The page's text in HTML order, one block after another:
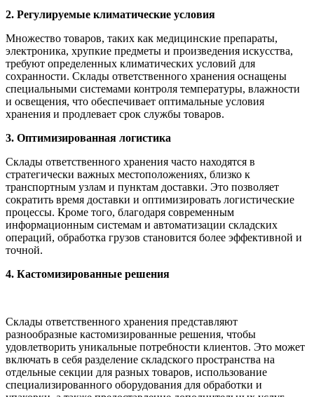
2. Регулируемые климатические условия
Множество товаров, таких как медицинские препараты,
электроника, хрупкие предметы и произведения искусства,
требуют определенных климатических условий для
сохранности. Склады ответственного хранения оснащены
специальными системами контроля температуры, влажности
и освещения, что обеспечивает оптимальные условия
хранения и продлевает срок службы товаров.
3. Оптимизированная логистика
Склады ответственного хранения часто находятся в
стратегически важных местоположениях, близко к
транспортным узлам и пунктам доставки. Это позволяет
сократить время доставки и оптимизировать логистические
процессы. Кроме того, благодаря современным
информационным системам и автоматизации складских
операций, обработка грузов становится более эффективной и
точной.
4. Кастомизированные решения
Склады ответственного хранения представляют
разнообразные кастомизированные решения, чтобы
удовлетворить уникальные потребности клиентов. Это может
включать в себя разделение складского пространства на
отдельные секции для разных товаров, использование
специализированного оборудования для обработки и